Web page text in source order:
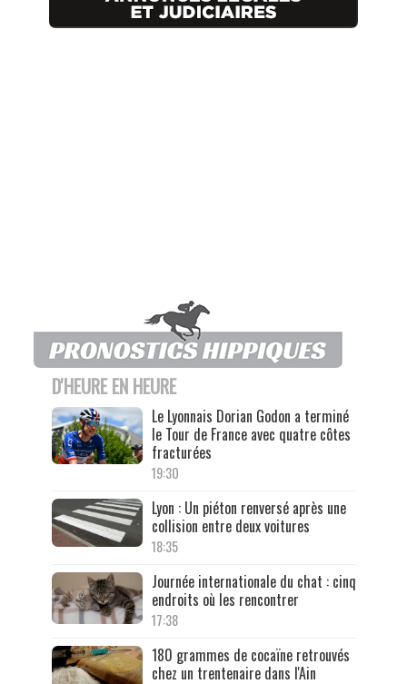
D'HEURE EN HEURE
Le Lyonnais Dorian Godon a terminé
le Tour de France avec quatre côtes
fracturées
19:30
Lyon : Un piéton renversé après une
collision entre deux voitures
18:35
Journée internationale du chat : cinq
endroits où les rencontrer
17:38
180 grammes de cocaïne retrouvés
chez un trentenaire dans l'Ain